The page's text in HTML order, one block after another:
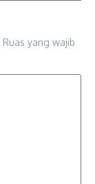
Ruas yang wajib